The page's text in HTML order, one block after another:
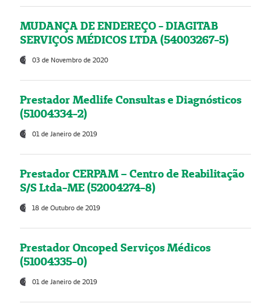
MUDANÇA DE ENDEREÇO - DIAGITAB
SERVIÇOS MÉDICOS LTDA (54003267-5)
03 de Novembro de 2020
Prestador Medlife Consultas e Diagnósticos
(51004334-2)
01 de Janeiro de 2019
Prestador CERPAM – Centro de Reabilitação
S/S Ltda-ME (52004274-8)
18 de Outubro de 2019
Prestador Oncoped Serviços Médicos
(51004335-0)
01 de Janeiro de 2019